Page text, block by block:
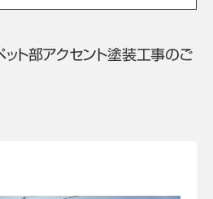
ト部アクセント塗装工事のご